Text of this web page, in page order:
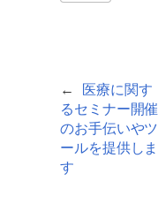
←
医療に関す
るセミナー開催
のお手伝いやツ
ールを提供しま
す